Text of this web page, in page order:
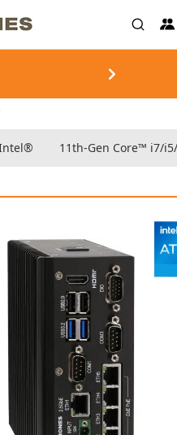
11th-Gen Core™ i7/